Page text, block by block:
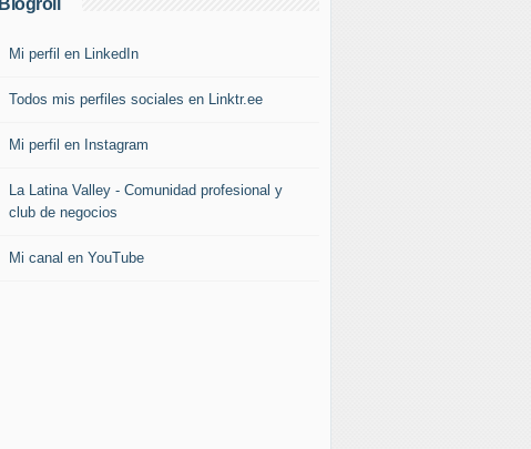
Mi perfil en LinkedIn
Todos mis perfiles sociales en Linktr.ee
Mi perfil en Instagram
La Latina Valley - Comunidad profesional y
club de negocios
Mi canal en YouTube